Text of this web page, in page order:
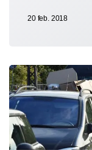
20 feb. 2018